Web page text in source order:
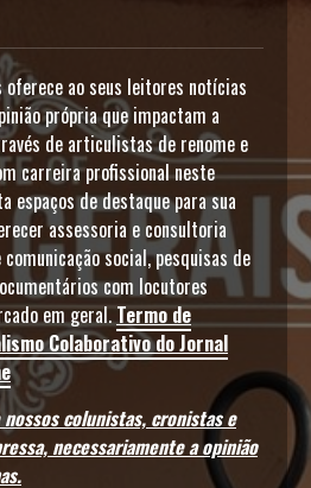
oferece ao seus leitores notícias
própria que impactam a
de articulistas de renome e
carreira profissional neste
espaços de destaque para sua
assessoria e consultoria
social, pesquisas de
com locutores
em geral.Termo de
Colaborativo do Jornal
colunistas, cronistas e
necessariamente a opinião